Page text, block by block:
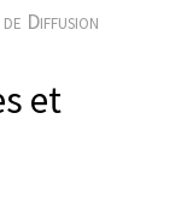
Diffusion
et